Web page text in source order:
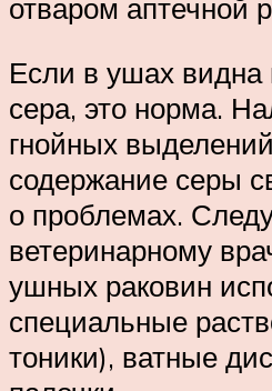
отваром аптечной
Если в ушах видна
сера, это норма.
гнойных
содержание серы
о проблемах.
ветеринарному
ушных раковин
специальные
тоники), ватные